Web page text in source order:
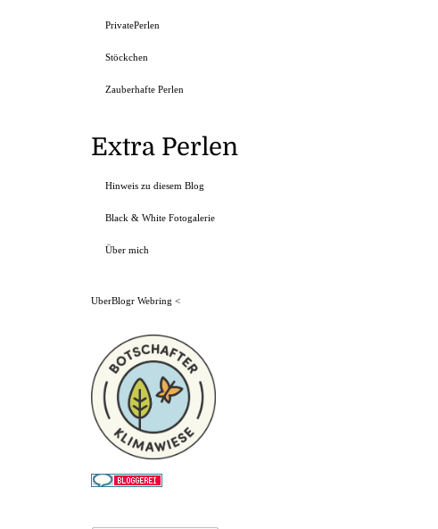
PrivatePerlen
Stöckchen
Zauberhafte Perlen
Extra Perlen
Hinweis zu diesem Blog
Black & White Fotogalerie
Über mich
UberBlogr Webring <